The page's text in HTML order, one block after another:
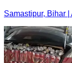
Samastipur, Bihar |